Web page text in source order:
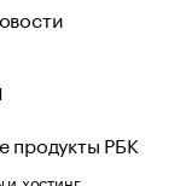
продукты РБК
хостинг